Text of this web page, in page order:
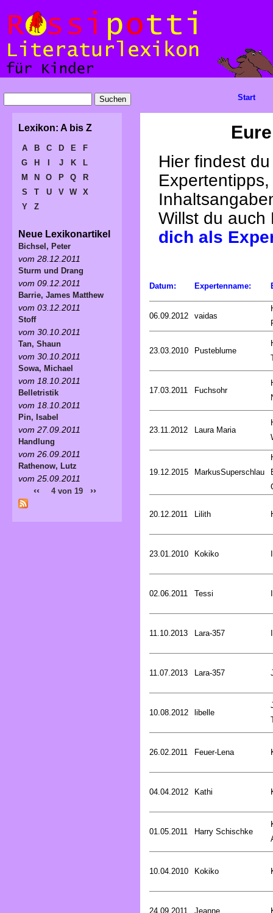
Hier findest
Willst du
dich als
Datum: Expertenname:
06.09.2012 vaidas
23.03.2010 Pusteblume
17.03.2011 Fuchsohr
23.11.2012 Laura Maria
19.12.2015 MarkusSuperschlau
20.12.2011 Lilith
23.01.2010 Kokiko
02.06.2011 Tessi
11.10.2013 Lara-357
11.07.2013 Lara-357
10.08.2012 libelle
26.02.2011 Feuer-Lena
04.04.2012 Kathi
01.05.2011 Harry Schischke
10.04.2010 Kokiko
24.09.2011 Jeanne
Start
Lexikon: A bis Z
A B C D E
F
G
H J K
L
M
N O P Q
R
S
T U V W
X
Y
Z
Neue Lexikonartikel
Bichsel, Peter
vom 28.12.2011
Sturm und Drang
vom 09.12.2011
Barrie, James Matthew
vom 03.12.2011
Stoff
vom 30.10.2011
Tan, Shaun
vom 30.10.2011
Sowa, Michael
vom 18.10.2011
Belletristik
vom 18.10.2011
Pin, Isabel
vom 27.09.2011
Handlung
vom 26.09.2011
Rathenow, Lutz
vom 25.09.2011
‹‹ 4 von 19 ››